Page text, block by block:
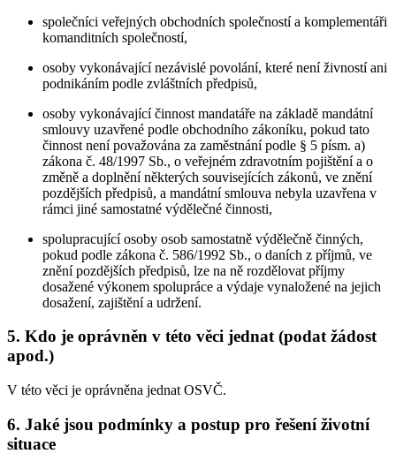
společníci veřejných obchodních společností a komplementáři
komanditních společností,
osoby vykonávající nezávislé povolání, které není živností ani
podnikáním podle zvláštních předpisů,
osoby vykonávající činnost mandatáře na základě mandátní
smlouvy uzavřené podle obchodního zákoníku, pokud tato
činnost není považována za zaměstnání podle § 5 písm. a)
zákona č. 48/1997 Sb., o veřejném zdravotním pojištění a o
změně a doplnění některých souvisejících zákonů, ve znění
pozdějších předpisů, a mandátní smlouva nebyla uzavřena v
rámci jiné samostatné výdělečné činnosti,
spolupracující osoby osob samostatně výdělečně činných,
pokud podle zákona č. 586/1992 Sb., o daních z příjmů, ve
znění pozdějších předpisů, lze na ně rozdělovat příjmy
dosažené výkonem spolupráce a výdaje vynaložené na jejich
dosažení, zajištění a udržení.
5. Kdo je oprávněn v této věci jednat (podat žádost
apod.)
V této věci je oprávněna jednat OSVČ.
6. Jaké jsou podmínky a postup pro řešení životní
situace